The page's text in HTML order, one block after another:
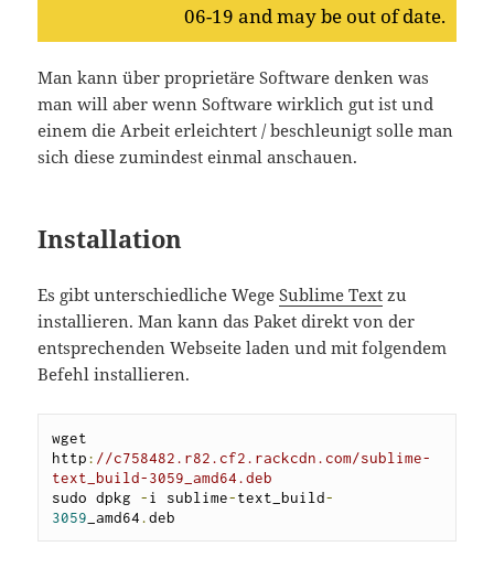
06-19 and may be out of date.
Man kann über proprietäre Software denken was
man will aber wenn Software wirklich gut ist und
einem die Arbeit erleichtert / beschleunigt solle man
sich diese zumindest einmal anschauen.
Installation
Es gibt unterschiedliche WegeSublime Text zu
installieren. Man kann das Paket direkt von der
entsprechenden Webseite laden und mit folgendem
Befehl installieren.
wget
http: //c758482.r82.cf2.rackcdn.com/sublime-
text_build-3059_amd64.deb
sudo dpkg -i sublime-text_build-
3059 _amd64 .deb